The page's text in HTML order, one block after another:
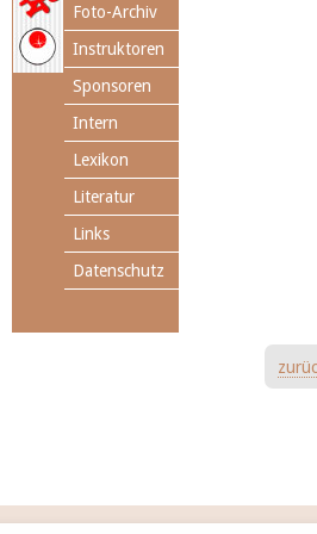
Foto-Archiv
Instruktoren
Sponsoren
Intern
Lexikon
Literatur
Links
Datenschutz